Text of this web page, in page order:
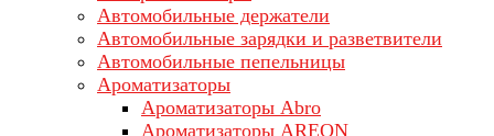
Автомобильные держатели
Автомобильные зарядки и разветвители
Автомобильные пепельницы
Ароматизаторы
Ароматизаторы Abro
Ароматизаторы AREON